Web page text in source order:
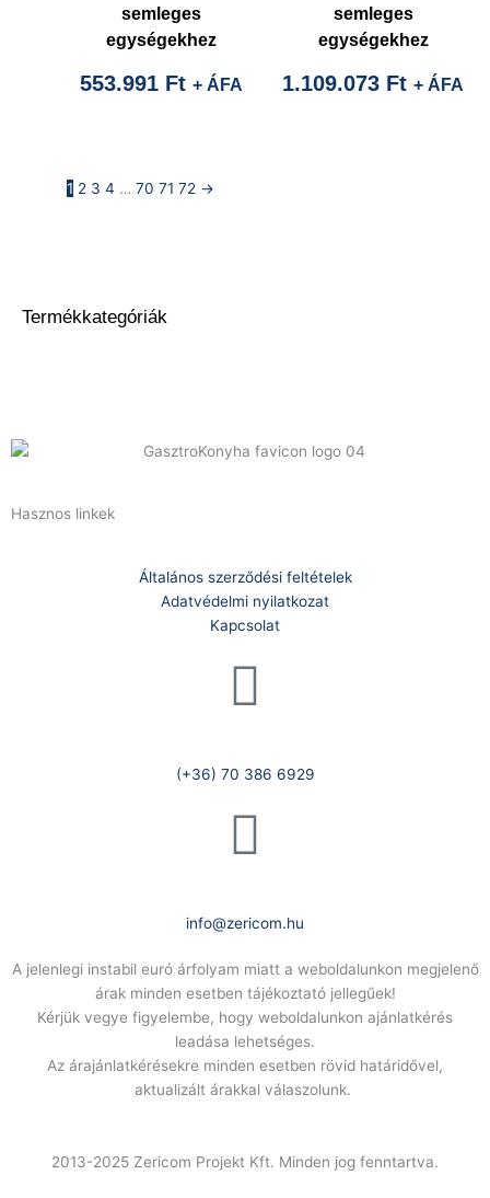
Termékkategóriák
semleges
egységekhez
553.991 Ft + ÁFA
semleges
egységekhez
1.109.073 Ft + ÁFA
1 2 3 4 … 70 71 72 →
Hasznos linkek
Általános szerződési feltételek
Adatvédelmi nyilatkozat
Kapcsolat
(+36) 70 386 6929
info@zericom.hu
A jelenlegi instabil euró árfolyam miatt a weboldalunkon megjelenő
árak minden esetben tájékoztató jellegűek!
Kérjük vegye figyelembe, hogy weboldalunkon ajánlatkérés
leadása lehetséges.
Az árajánlatkérésekre minden esetben rövid határidővel,
aktualizált árakkal válaszolunk.
2013-2025 Zericom Projekt Kft. Minden jog fenntartva.